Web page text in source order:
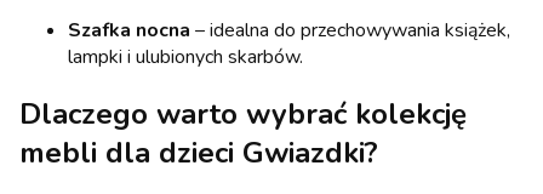
Szafka nocna – idealna do przechowywania książek,
lampki i ulubionych skarbów.
Dlaczego warto wybrać kolekcję
mebli dla dzieci Gwiazdki?